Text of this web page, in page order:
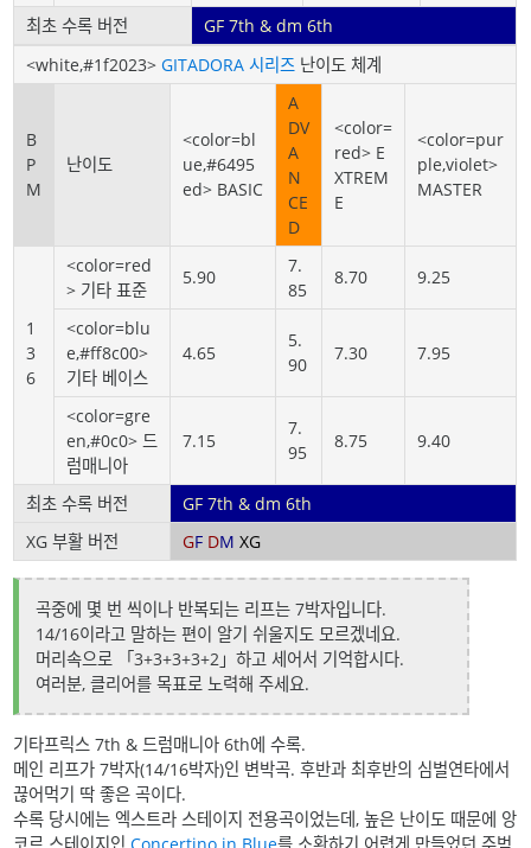
최초 수록 버전
GF 7th & dm 6th
<white,#1f2023>GITADORA 시리즈 난이도 체계
B
P
M
난이도
<color=bl
ue,#6495
ed> BASIC
A
DV
A
N
CE
D
<color=
red> E
XTREM
E
<color=pur
ple,violet>
MASTER
1
3
6
<color=red
> 기타 표준
5.90
7.
85
8.70 9.25
<color=blu
e,#ff8c00>
기타 베이스
4.65
5.
90
7.30 7.95
<color=gre
en,#0c0> 드
럼매니아
7.15
7.
95
8.75 9.40
최초 수록 버전
GF 7th & dm 6th
XG 부활 버전
GF DM XG
곡중에 몇 번 씩이나 반복되는 리프는 7박자입니다.
14/16이라고 말하는 편이 알기 쉬울지도 모르겠네요.
머리속으로 「3+3+3+3+2」하고 세어서 기억합시다.
여러분, 클리어를 목표로 노력해 주세요.
기타프릭스 7th & 드럼매니아 6th에 수록.
메인 리프가 7박자(14/16박자)인 변박곡. 후반과 최후반의 심벌연타에서
끊어먹기 딱 좋은 곡이다.
수록 당시에는 엑스트라 스테이지 전용곡이었는데, 높은 난이도 때문에 앙